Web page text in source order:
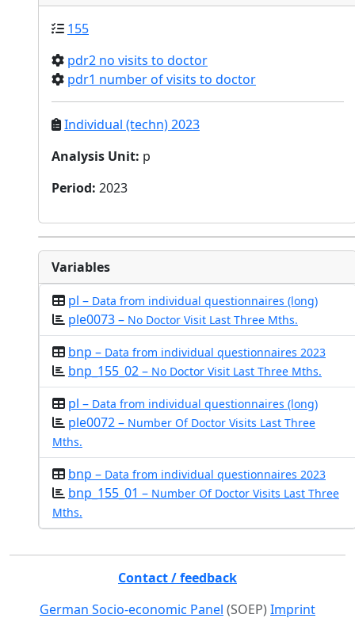
155
pdr2 no visits to doctor
pdr1 number of visits to doctor
Individual (techn) 2023
Analysis Unit: p
Period: 2023
Variables
pl – Data from individual questionnaires (long)
ple0073 – No Doctor Visit Last Three Mths.
bnp – Data from individual questionnaires 2023
bnp_155_02 – No Doctor Visit Last Three Mths.
pl – Data from individual questionnaires (long)
ple0072 – Number Of Doctor Visits Last Three
Mths.
bnp – Data from individual questionnaires 2023
bnp_155_01 – Number Of Doctor Visits Last Three
Mths.
Contact / feedback
German Socio-economic Panel (SOEP) Imprint